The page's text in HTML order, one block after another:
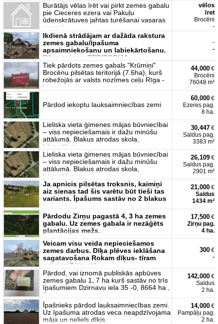
Burātājs vēlas īrēt vai pirkt zemes gabalu
pie Cieceres ezera vai Pakuļu
ūdenskrātuves jahtas turēšanai vasaras
sezonā
vēlos
īret
Brocēni
-
Ikdienā strādājam ar dažāda rakstura
zemes gabalu/īpašuma
apsaimniekošanu un labiekārtošanu.
Pilna apjoma TERITORIJA
-
-
Tiek pārdots zemes gabals "Krūmiņi"
Brocēnu pilsētas teritorijā (7.6ha), kurš
robežojās ar valsts nozīmes ceļu Rīga -
Li
44,000 €
Brocēni
76048 m²
Pārdod iekoptu lauksaimniecības zemi
60,000 €
Ezeres pag.
8 ha.
Lieliska vieta ģimenes mājas būvniecībai
– viss nepieciešamais ir dažu minūšu
attālumā. Blakus atrodas skola,
bērnudārzs
30,447 €
Saldus pag.
3383 m²
Lieliska vieta ģimenes mājas būvniecībai
– viss nepieciešamais ir dažu minūšu
attālumā. Blakus atrodas skola,
bērnudārzs
26,109 €
Saldus pag.
2901 m²
Ja apnicis pilsētas troksnis, kaimiņi
aiz sienas tad šis varētu būt tieši tas
variants. Īpašums sastāv no 2 blakus
e
21,000 €
Saldus
1434 m²
Pārdodu Zirņu pagastā 4, 3 ha zemes
gabalu. Uz zemes gabala ir nezāģēts
plantācijas mežs.
17,500 €
Zirņu pag.
4 ha.
Veicam visu veida nepieciešamos
zemes darbus. Dīķa plēves ieklāšana
sagatavošana Rokam dīķus- tīram
grāvjus Tūju stā
300 €
-
Pārdod, vai iznomā publiskās apbūves
zemes gabalu 1, 7 ha kurš sastāv no trīs
īpašumiem Dzirnavu iela 35 -0, 8664 ha ,
3
142,000 €
Saldus
2 ha.
Īpašnieks pārdod lauksaimniecības zemi.
Uz īpašuma atrodas veca neapdzīvojama
māja un neliels dīķis.
14,000 €
Pampāļu pag.
2 ha.